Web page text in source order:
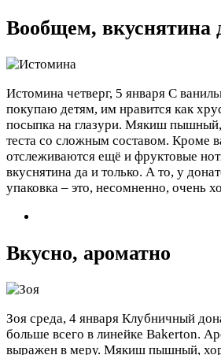
Вообщем, вкуснятина
Истомина четверг, 5 января С
покупаю детям, им нравится как
посыпка на глазури. Мякиш пышный,
теста со сложным составом. Кроме
отслеживаются ещё и фруктовые
вкуснятина да и только. А то, у
упаковка – это, несомненно, очень
Вкусно, ароматно
Зоя среда, 4 января Клубничный
больше всего в линейке Bakerton.
выражен в меру. Мякиш пышный,